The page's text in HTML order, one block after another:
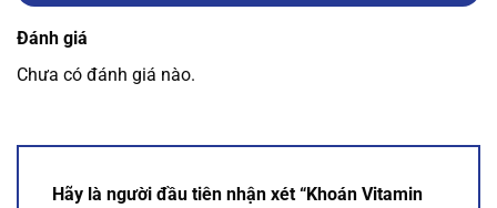
Đánh giá
Chưa có đánh giá nào.
Hãy là người đầu tiên nhận xét “Khoán Vitamin